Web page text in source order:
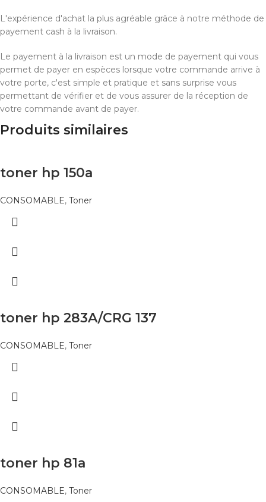
L'expérience d'achat la plus agréable grâce à notre méthode de
payement cash à la livraison.
Le payement à la livraison est un mode de payement qui vous
permet de payer en espèces lorsque votre commande arrive à
votre porte, c'est simple et pratique et sans surprise vous
permettant de vérifier et de vous assurer de la réception de
votre commande avant de payer.
Produits similaires
toner hp 150a
CONSOMABLE, Toner
toner hp 283A/CRG 137
CONSOMABLE, Toner
toner hp 81a
CONSOMABLE, Toner